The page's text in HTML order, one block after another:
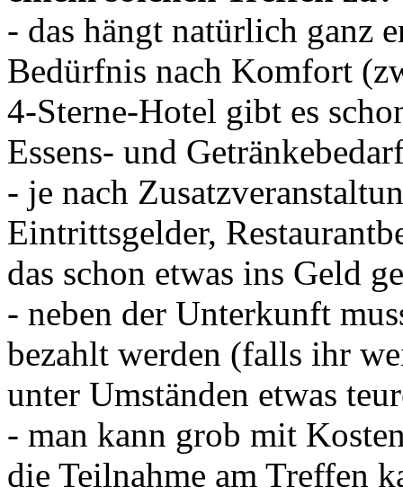
- das hängt natürlich ganz
Bedürfnis nach Komfort
4-Sterne-Hotel gibt es
Essens- und
- je nach
Eintrittsgelder,
das schon etwas ins Geld
- neben der Unterkunft
bezahlt werden (falls ihr
unter Umständen etwas
- man kann grob mit
die Teilnahme am Treffen